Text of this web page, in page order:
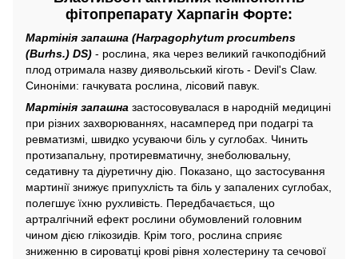
фітопрепарату Харпагін Форте:
Мартінія запашна (Harpagophytum procumbens
(Burhs.) DS) - рослина, яка через великий гачкоподібний
плод отримала назву диявольський кіготь - Devil's Claw.
Синоніми: гачкувата рослина, лісовий павук.
Мартінія запашна застосовувалася в народній медицині
при різних захворюваннях, насамперед при подагрі та
ревматизмі, швидко усуваючи біль у суглобах. Чинить
протизапальну, протиревматичну, знеболювальну,
седативну та діуретичну дію. Показано, що застосування
мартинії знижує припухлість та біль у запалених суглобах,
полегшує їхню рухливість. Передбачається, що
артралгічний ефект рослини обумовлений головним
чином дією глікозидів. Крім того, рослина сприяє
зниженню в сироватці крові рівня холестерину та сечової